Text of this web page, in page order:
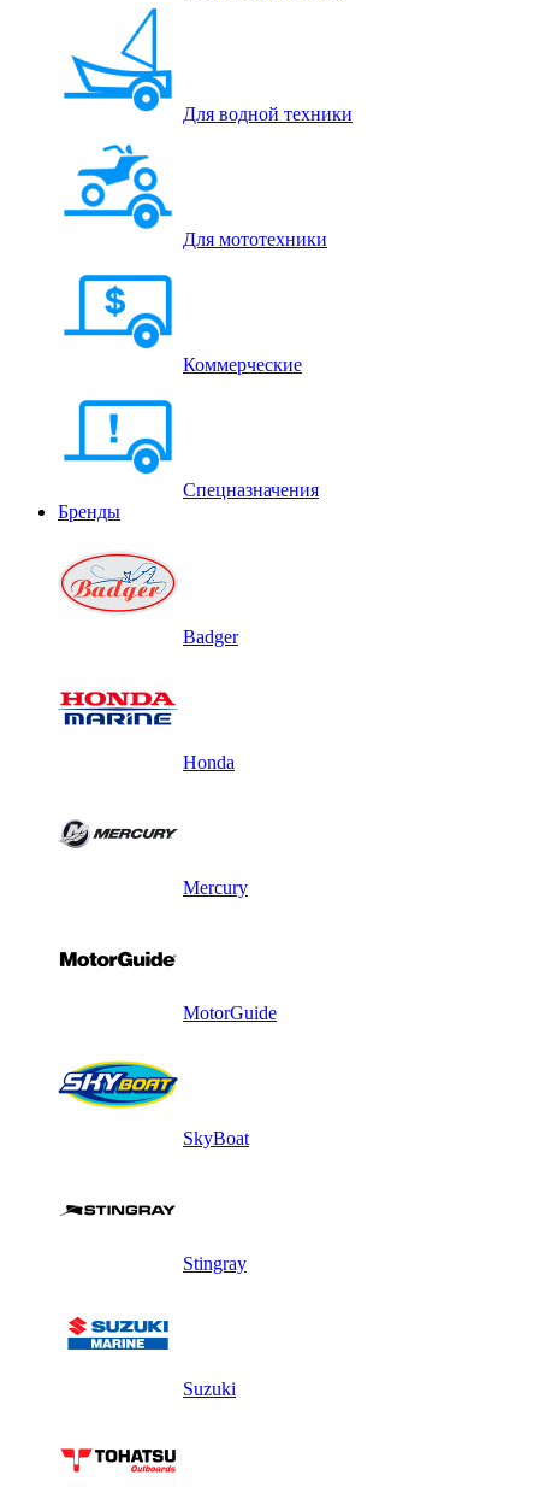
Для водной техники
Для мототехники
Коммерческие
Спецназначения
Бренды
Badger
Honda
Mercury
MotorGuide
SkyBoat
Stingray
Suzuki